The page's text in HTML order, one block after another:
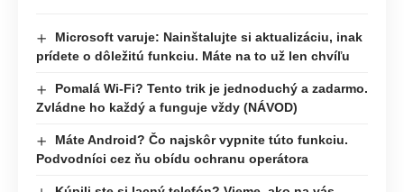
Microsoft varuje: Nainštalujte si aktualizáciu, inak
prídete o dôležitú funkciu. Máte na to už len chvíľu
Pomalá Wi-Fi? Tento trik je jednoduchý a zadarmo.
Zvládne ho každý a funguje vždy (NÁVOD)
Máte Android? Čo najskôr vypnite túto funkciu.
Podvodníci cez ňu obídu ochranu operátora